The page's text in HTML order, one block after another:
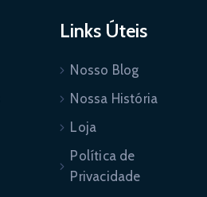
Links Úteis
Nosso Blog
Nossa História
Loja
Política de
Privacidade